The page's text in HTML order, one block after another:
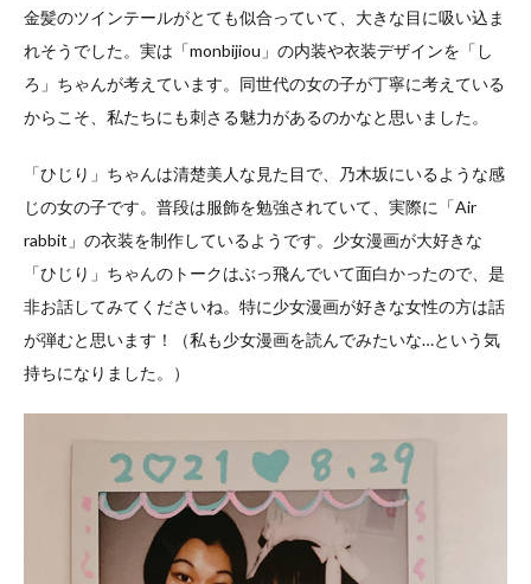
金髪のツインテールがとても似合っていて、大きな目に吸い込ま
れそうでした。実は「monbijiou」の内装や衣装デザインを「し
ろ」ちゃんが考えています。同世代の女の子が丁寧に考えている
からこそ、私たちにも刺さる魅力があるのかなと思いました。
「ひじり」ちゃんは清楚美人な見た目で、乃木坂にいるような感
じの女の子です。普段は服飾を勉強されていて、実際に「Air
rabbit」の衣装を制作しているようです。少女漫画が大好きな
「ひじり」ちゃんのトークはぶっ飛んでいて面白かったので、是
非お話してみてくださいね。特に少女漫画が好きな女性の方は話
が弾むと思います！（私も少女漫画を読んでみたいな…という気
持ちになりました。）